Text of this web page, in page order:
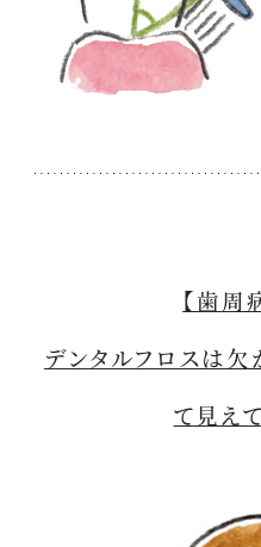
【歯周
デンタルフロスは
て見え